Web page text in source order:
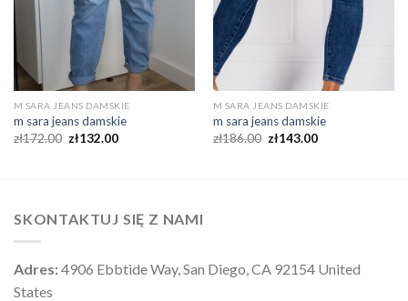
M SARA JEANS DAMSKIE
m sara jeans damskie
zł172.00 zł132.00
M SARA JEANS DAMSKIE
m sara jeans damskie
zł186.00 zł143.00
SKONTAKTUJ SIĘ Z NAMI
Adres:4906 Ebbtide Way, San Diego, CA 92154 United
States